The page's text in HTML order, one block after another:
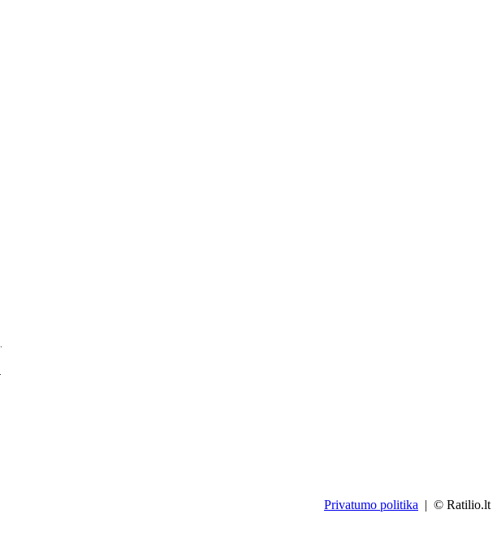
Privatumo politika | © Ratilio.lt